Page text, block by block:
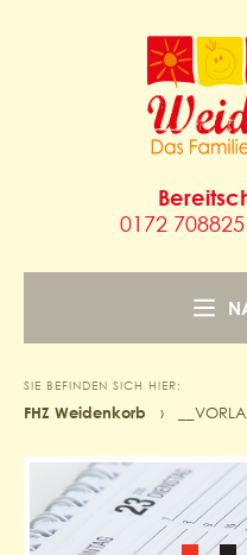
0172
SIE BEFINDEN SICH HIER:
FHZ Weidenkorb ›